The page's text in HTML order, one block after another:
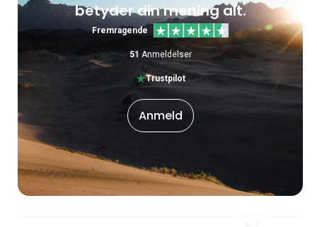
betyder din mening alt.
Fremragende
51 Anmeldelser
Trustpilot
Anmeld